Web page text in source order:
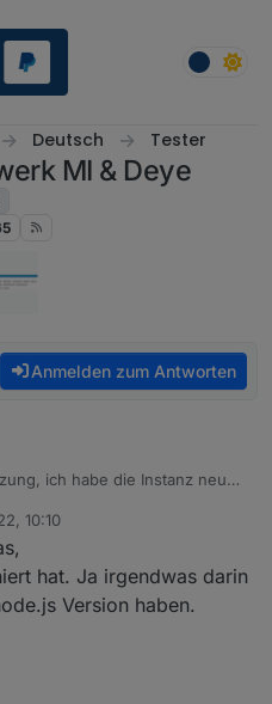
Deutsch Tester
MI & Deye
Anmelden zum Antworten
ich habe die Instanz neu
war die Node.js 16
10:10
hat. Ja irgendwas darin
Version haben.